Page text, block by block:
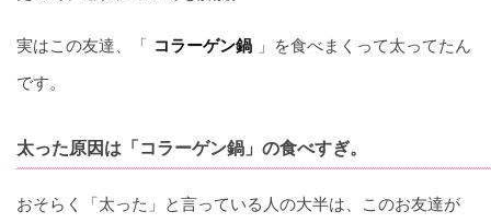
実はこの友達、「 コラーゲン鍋
」を食べまくって太ってたん
です。
太った原因は「コラーゲン鍋」の食べすぎ。
おそらく「太った」と言っている人の大半は、このお友達が